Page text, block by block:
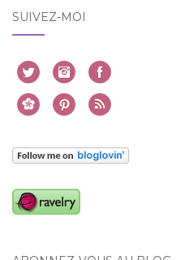
SUIVEZ-MOI